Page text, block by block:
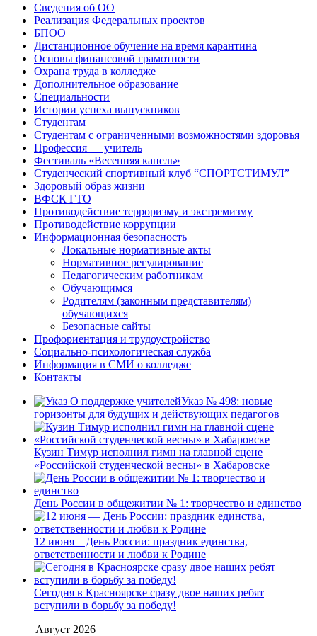
Сведения об ОО
Реализация Федеральных проектов
БПОО
Дистанционное обучение на время карантина
Основы финансовой грамотности
Охрана труда в колледже
Дополнительное образование
Специальности
Истории успеха выпускников
Студентам
Студентам с ограниченными возможностями здоровья
Профессия — учитель
Фестиваль «Весенняя капель»
Студенческий спортивный клуб “СПОРТСТИМУЛ”
Здоровый образ жизни
ВФСК ГТО
Противодействие терроризму и экстремизму
Противодействие коррупции
Информационная безопасность
Локальные нормативные акты
Нормативное регулирование
Педагогическим работникам
Обучающимся
Родителям (законным представителям)
обучающихся
Безопасные сайты
Профориентация и трудоустройство
Социально-психологическая служба
Информация в СМИ о колледже
Контакты
Указ № 498: новые
горизонты для будущих и действующих педагогов
Кузин Тимур исполнил гимн на главной сцене
«Российской студенческой весны» в Хабаровске
День России в общежитии № 1: творчество и единство
12 июня – День России: праздник единства,
ответственности и любви к Родине
Сегодня в Красноярске сразу двое наших ребят
вступили в борьбу за победу!
Август 2026